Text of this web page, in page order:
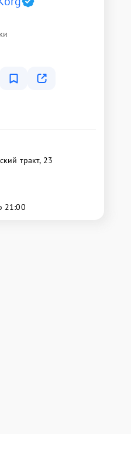
тракт, 23
21:00